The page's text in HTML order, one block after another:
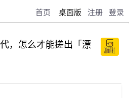
首页 桌面版 注册 登录
，怎么才能搓出「漂